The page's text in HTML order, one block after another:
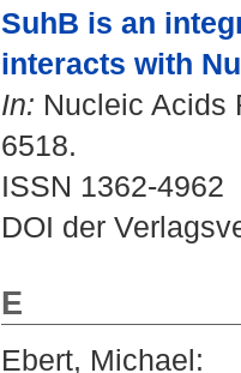
SuhB is an
interacts with
In: Nucleic Acids
6518.
ISSN 1362-4962
DOI der
E
Ebert, Michael: